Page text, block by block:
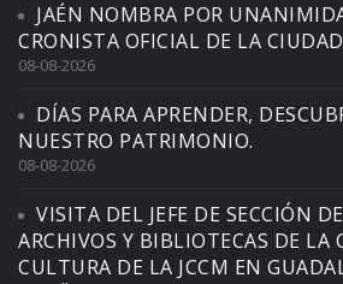
JAÉN NOMBRA POR
CRONISTA OFICIAL DE LA CIUDAD
08-08-2026
DÍAS PARA APRENDER,
NUESTRO PATRIMONIO.
08-08-2026
VISITA DEL JEFE DE SECCIÓN
ARCHIVOS Y BIBLIOTECAS DE LA
CULTURA DE LA JCCM EN